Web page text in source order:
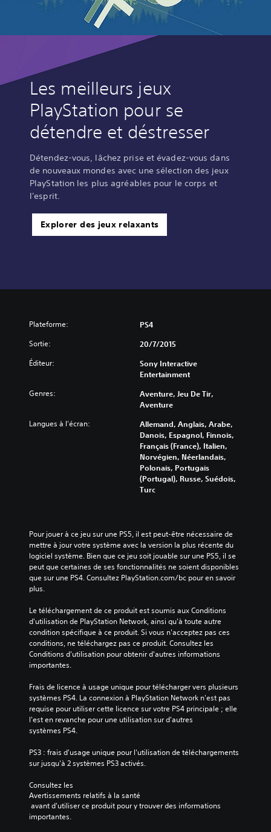
Les meilleurs jeux
PlayStation pour se
détendre et déstresser
Détendez-vous, lâchez prise et évadez-vous dans
de nouveaux mondes avec une sélection des jeux
PlayStation les plus agréables pour le corps et
l'esprit.
Explorer des jeux relaxants
Plateforme: PS4
Sortie: 20/7/2015
Éditeur:
Sony Interactive
Entertainment
Genres:
Aventure, Jeu De Tir,
Aventure
Langues à l'écran:
Allemand, Anglais, Arabe,
Danois, Espagnol, Finnois,
Français (France), Italien,
Norvégien, Néerlandais,
Polonais, Portugais
(Portugal), Russe, Suédois,
Turc
Pour jouer à ce jeu sur une PS5, il est peut-être nécessaire de
mettre à jour votre système avec la version la plus récente du
logiciel système. Bien que ce jeu soit jouable sur une PS5, il se
peut que certaines de ses fonctionnalités ne soient disponibles
que sur une PS4. Consultez PlayStation.com/bc pour en savoir
plus.
Le téléchargement de ce produit est soumis aux Conditions
d'utilisation de PlayStation Network, ainsi qu'à toute autre
condition spécifique à ce produit. Si vous n'acceptez pas ces
conditions, ne téléchargez pas ce produit. Consultez les
Conditions d'utilisation pour obtenir d'autres informations
importantes.
Frais de licence à usage unique pour télécharger vers plusieurs
systèmes PS4. La connexion à PlayStation Network n'est pas
requise pour utiliser cette licence sur votre PS4 principale ; elle
l'est en revanche pour une utilisation sur d'autres
systèmes PS4.
PS3 : frais d'usage unique pour l'utilisation de téléchargements
sur jusqu'à 2 systèmes PS3 activés.
Consultez les
Avertissements relatifs à la santé
importantes.